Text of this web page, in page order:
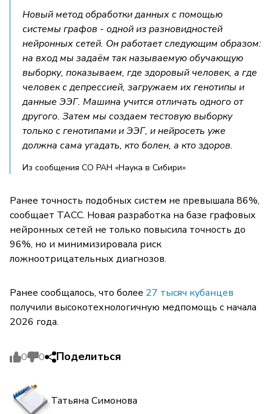
Новый метод обработки данных с помощью
системы графов - одной из разновидностей
нейронных сетей. Он работает следующим образом:
на вход мы задаём так называемую обучающую
выборку, показываем, где здоровый человек, а где
человек с депрессией, загружаем их генотипы и
данные ЭЭГ. Машина учится отличать одного от
другого. Затем мы создаем тестовую выборку
только с генотипами и ЭЭГ, и нейросеть уже
должна сама угадать, кто болен, а кто здоров.
Из сообщения СО РАН «Наука в Сибири»
Ранее точность подобных систем не превышала 86%,
сообщает ТАСС. Новая разработка на базе графовых
нейронных сетей не только повысила точность до
96%, но и минимизировала риск
ложноотрицательных диагнозов.
Ранее сообщалось, что более 27 тысяч кубанцев
получили высокотехнологичную медпомощь с начала
2026 года.
0 0 Поделиться
Татьяна Симонова